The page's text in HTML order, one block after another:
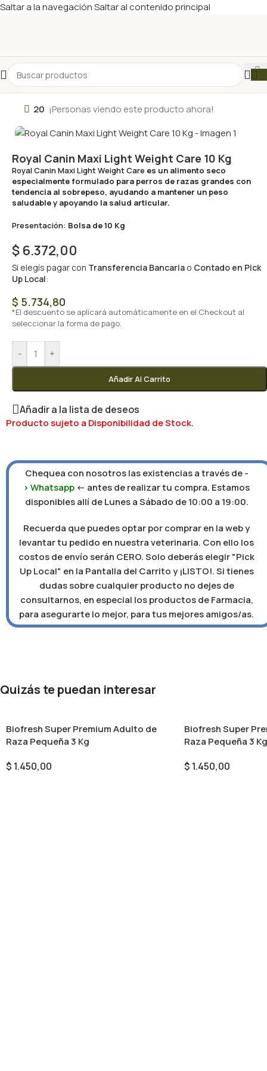
Saltar a la navegaciónSaltar al contenido principal
20 ¡Personas viendo este producto ahora!
Royal Canin Maxi Light Weight Care 10 Kg
Royal Canin Maxi Light Weight Care es un alimento seco
especialmente formulado para perros de razas grandes con
tendencia al sobrepeso, ayudando a mantener un peso
saludable y apoyando la salud articular.
Presentación: Bolsa de 10 Kg
$ 6.372,00
Si elegís pagar con Transferencia Bancaria o Contado en Pick
Up Local:
$ 5.734,80
*El descuento se aplicará automáticamente en el Checkout al
seleccionar la forma de pago.
- +
Añadir Al Carrito
Añadir a la lista de deseos
Producto sujeto a Disponibilidad de Stock.
Chequea con nosotros las existencias a través de -
>Whatsapp <- antes de realizar tu compra. Estamos
disponibles allí de Lunes a Sábado de 10:00 a 19:00.
Recuerda que puedes optar por comprar en la web y
levantar tu pedido en nuestra veterinaria. Con ello los
costos de envío serán CERO. Solo deberás elegir "Pick
Up Local" en la Pantalla del Carrito y ¡LISTO!. Si tienes
dudas sobre cualquier producto no dejes de
consultarnos, en especial los productos de Farmacia,
para asegurarte lo mejor, para tus mejores amigos/as.
Quizás te puedan interesar
Biofresh Super Premium Adulto de
Raza Pequeña 3 Kg
$ 1.450,00
Biofresh Super
Raza Pequeña 3 Kg
$ 1.450,00